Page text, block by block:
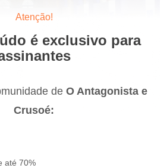
Atenção!
é exclusivo para
de O Antagonista e
Crusoé:
até 70%